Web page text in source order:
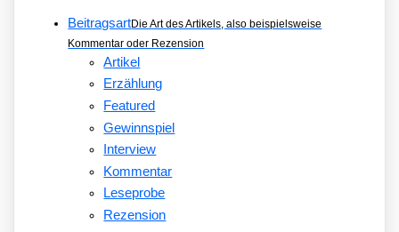
BeitragsartDie Art des Artikels, also beispielsweise
Kommentar oder Rezension
Artikel
Erzählung
Featured
Gewinnspiel
Interview
Kommentar
Leseprobe
Rezension